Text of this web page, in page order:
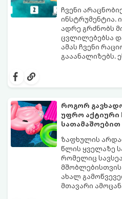
ჩვენი
ინსტრუმენტია.
ადრე გრძნობს
ცვლილებებსა
ამას ჩვენი
გააანალიზებს.
ასოციაციურ
თქვენთვის
აირჩიეთ სამი
როგორ
უფრო აქტიური
სათამაშოებით
ზაფხულის
წლის ყველაზე
რომელიც
ახალ
მთავარი